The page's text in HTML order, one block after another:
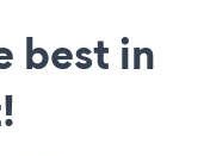
best in